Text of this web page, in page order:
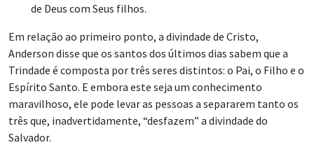
de Deus com Seus filhos.
Em relação ao primeiro ponto, a divindade de Cristo,
Anderson disse que os santos dos últimos dias sabem que a
Trindade é composta por três seres distintos: o Pai, o Filho e o
Espírito Santo. E embora este seja um conhecimento
maravilhoso, ele pode levar as pessoas a separarem tanto os
três que, inadvertidamente, “desfazem” a divindade do
Salvador.